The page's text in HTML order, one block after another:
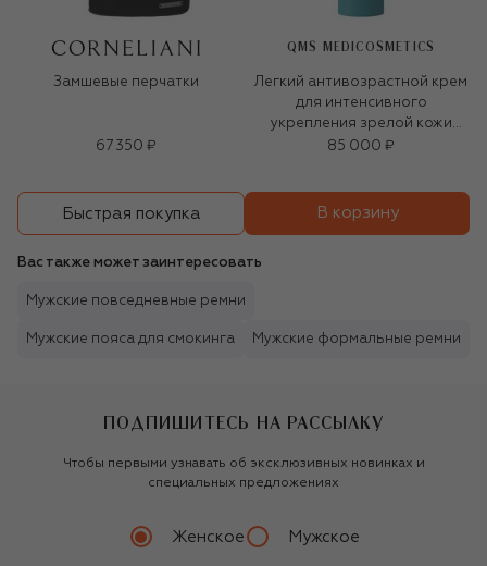
Замшевые перчатки
67 350 ₽
QMS MEDICOSMETICS
Легкий антивозрастной крем
для интенсивного
укрепления зрелой кожи
«3D-коллаген» (50ml)
85 000 ₽
Быстрая покупка В корзину
Вас также может заинтересовать
Мужские повседневные ремни
Мужские пояса для смокинга Мужские формальные ремни
ПОДПИШИТЕСЬ НА РАССЫЛКУ
Чтобы первыми узнавать об эксклюзивных новинках и
специальных предложениях
Женское Мужское